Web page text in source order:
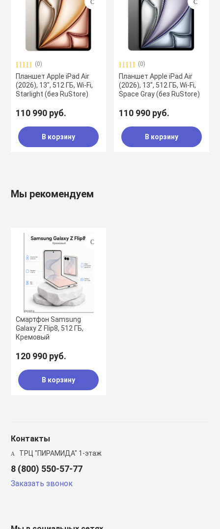
(0)
Планшет Apple iPad Air
(2026), 13", 512 ГБ, Wi-Fi,
Starlight (без RuStore)
110 990 руб.
В корзину
(0)
Планшет Apple iPad Air
(2026), 13", 512 ГБ, Wi-Fi,
Space Gray (без RuStore)
110 990 руб.
В корзину
Мы рекомендуем
Смартфон Samsung
Galaxy Z Flip8, 512 ГБ,
Кремовый
120 990 руб.
В корзину
Контакты
ТРЦ "ПИРАМИДА" 1-этаж
8 (800) 550-57-77
Заказать звонок